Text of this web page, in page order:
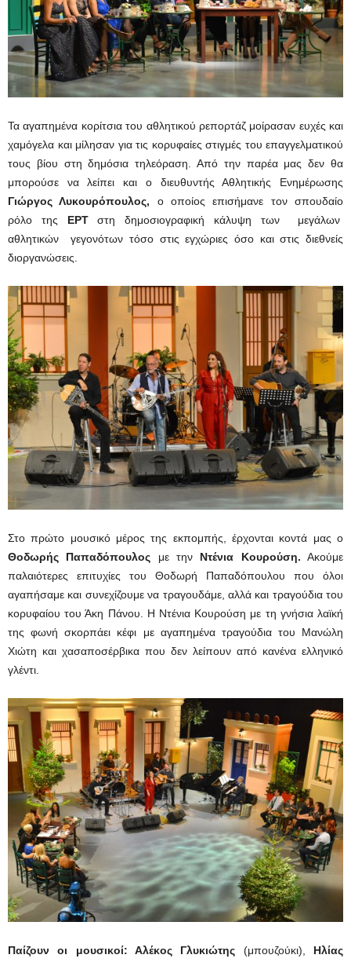
Τα αγαπημένα κορίτσια του αθλητικού ρεπορτάζ μοίρασαν ευχές και
χαμόγελα και μίλησαν για τις κορυφαίες στιγμές του επαγγελματικού
τους βίου στη δημόσια τηλεόραση. Από την παρέα μας δεν θα
μπορούσε να λείπει και ο διευθυντής Αθλητικής Ενημέρωσης
Γιώργος Λυκουρόπουλος, ο οποίος επισήμανε τον σπουδαίο
ρόλο της ΕΡΤστη δημοσιογραφική κάλυψη των μεγάλων
αθλητικών γεγονότων τόσο στις εγχώριες όσο και στις διεθνείς
διοργανώσεις.
Στο πρώτο μουσικό μέρος της εκπομπής, έρχονται κοντά μας ο
Θοδωρής Παπαδόπουλος με την Ντένια Κουρούση. Ακούμε
παλαιότερες επιτυχίες του Θοδωρή Παπαδόπουλου που όλοι
αγαπήσαμε και συνεχίζουμε να τραγουδάμε, αλλά και τραγούδια του
κορυφαίου του Άκη Πάνου. Η Ντένια Κουρούση με τη γνήσια λαϊκή
της φωνή σκορπάει κέφι με αγαπημένα τραγούδια του Μανώλη
Χιώτη και χασαποσέρβικα που δεν λείπουν από κανένα ελληνικό
γλέντι.
Παίζουν οι μουσικοί: Αλέκος Γλυκιώτης (μπουζούκι), Ηλίας